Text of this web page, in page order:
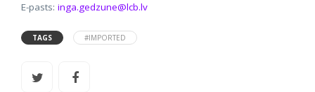
E-pasts: inga.gedzune@lcb.lv
TAGS #IMPORTED